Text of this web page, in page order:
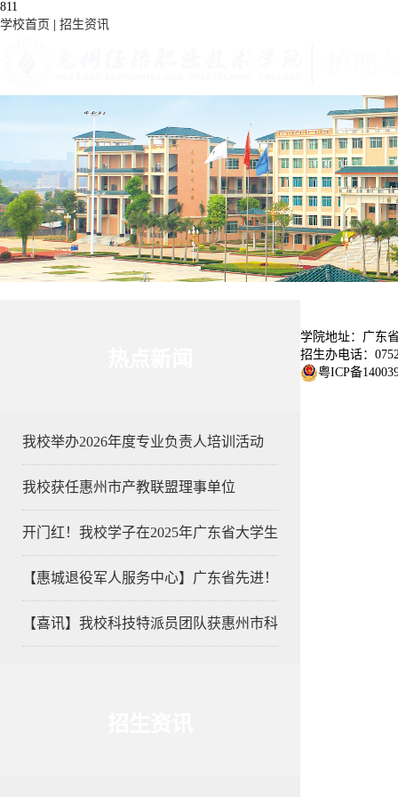
811
学校首页
招生资讯
院部动态
学生园地
学院概况
学院简介
专业介绍
招生就业
招生宣传
实习就业
我校举办2026年度专业负责人培训活动
我校获任惠州市产教联盟理事单位
开门红！我校学子在2025年广东省大学生
【惠城退役军人服务中心】广东省先进！
【喜讯】我校科技特派员团队获惠州市科
学院地址：广东
招生办电话：
粤ICP备